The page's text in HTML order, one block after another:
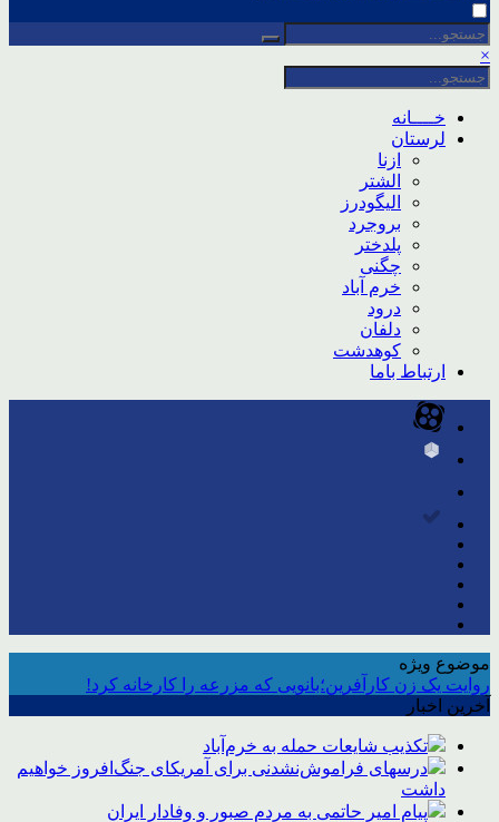
×
خــــانه
لرستان
ازنا
الشتر
الیگودرز
بروجرد
پلدختر
چگنی
خرم آباد
درود
دلفان
کوهدشت
ارتباط باما
موضوع ویژه
روایت یک زن کارآفرین؛بانویی که مزرعه را کارخانه کرد!
آخرین اخبار
تکذیب شایعات حمله به خرم‌آباد
درسهای فراموش‌نشدنی برای آمریکای جنگ‌افروز خواهیم
داشت
پیام امیر حاتمی به مردم صبور و وفادار ایران